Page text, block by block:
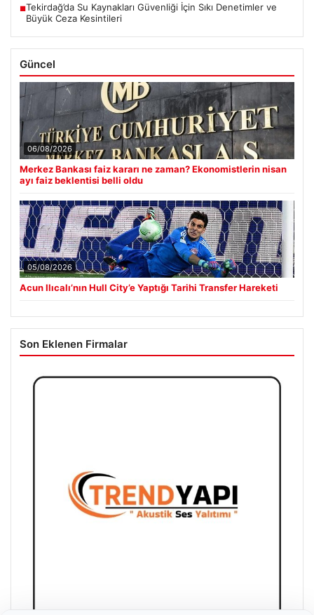
■Tekirdağ’da Su Kaynakları Güvenliği İçin Sıkı Denetimler ve
Büyük Ceza Kesintileri
Güncel
06/08/2026
Merkez Bankası faiz kararı ne zaman? Ekonomistlerin nisan
ayı faiz beklentisi belli oldu
05/08/2026
Acun Ilıcalı’nın Hull City’e Yaptığı Tarihi Transfer Hareketi
Son Eklenen Firmalar